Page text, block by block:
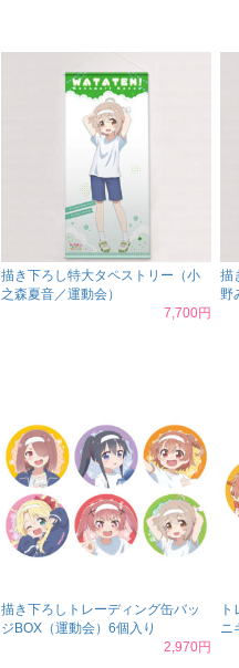
描き下ろし特大タペストリー（小
之森夏音／運動会）
7,700円
描
野
描き下ろしトレーディング缶バッ
ジBOX（運動会）6個入り
2,970円
ニ